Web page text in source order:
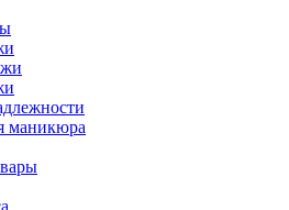
маникюра